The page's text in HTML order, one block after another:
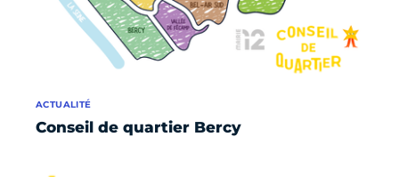
Conseil de quartier Bercy
ACTUALITÉ